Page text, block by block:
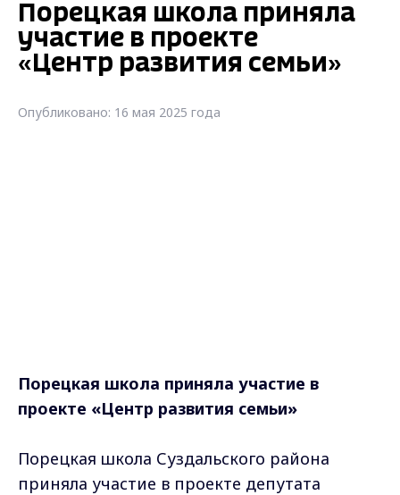
Порецкая школа приняла
участие в проекте
«Центр развития семьи»
Опубликовано: 16 мая 2025 года
Порецкая школа приняла участие в
проекте «Центр развития семьи»
Порецкая школа Суздальского района
приняла участие в проекте депутата